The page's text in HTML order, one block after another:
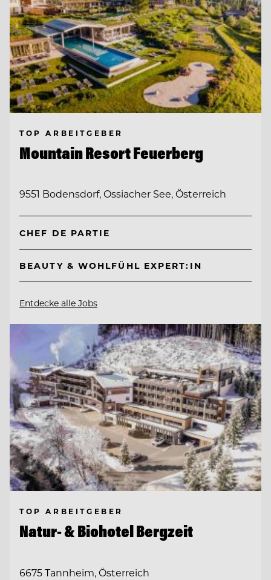
TOP ARBEITGEBER
Mountain Resort Feuerberg
9551 Bodensdorf, Ossiacher See, Österreich
CHEF DE PARTIE
BEAUTY & WOHLFÜHL EXPERT:IN
Entdecke alle Jobs
TOP ARBEITGEBER
Natur- & Biohotel Bergzeit
6675 Tannheim, Österreich